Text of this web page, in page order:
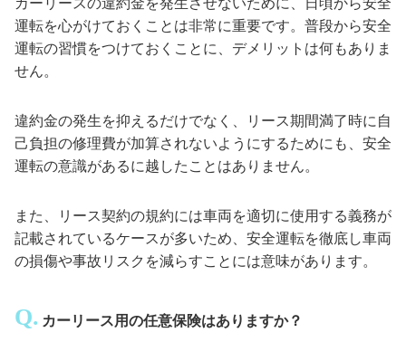
運転を心がけておくことは非常に重要です。普段から安全
運転の習慣をつけておくことに、デメリットは何もありま
せん。
違約金の発生を抑えるだけでなく、リース期間満了時に自
己負担の修理費が加算されないようにするためにも、安全
運転の意識があるに越したことはありません。
また、リース契約の規約には車両を適切に使用する義務が
記載されているケースが多いため、安全運転を徹底し車両
の損傷や事故リスクを減らすことには意味があります。
カーリース用の任意保険はありますか？